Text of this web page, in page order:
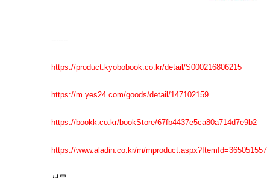
-------
https://product.kyobobook.co.kr/detail/S000216806215
https://m.yes24.com/goods/detail/147102159
https://bookk.co.kr/bookStore/67fb4437e5ca80a714d7e9b2
https://www.aladin.co.kr/m/mproduct.aspx?ItemId=365051557